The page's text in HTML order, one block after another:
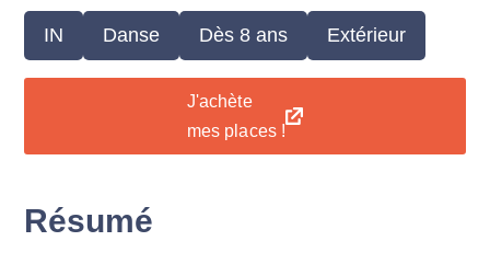
IN Danse Dès 8 ans Extérieur
J'achète
mes places !
Résumé